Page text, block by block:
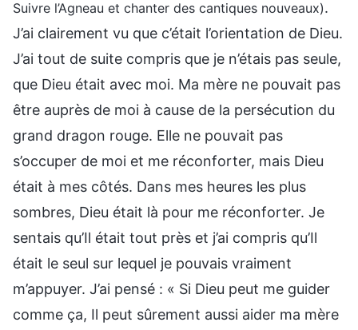
Suivre l’Agneau et chanter des cantiques nouveaux).
J’ai clairement vu que c’était l’orientation de Dieu.
J’ai tout de suite compris que je n’étais pas seule,
que Dieu était avec moi. Ma mère ne pouvait pas
être auprès de moi à cause de la persécution du
grand dragon rouge. Elle ne pouvait pas
s’occuper de moi et me réconforter, mais Dieu
était à mes côtés. Dans mes heures les plus
sombres, Dieu était là pour me réconforter. Je
sentais qu’Il était tout près et j’ai compris qu’Il
était le seul sur lequel je pouvais vraiment
m’appuyer. J’ai pensé : « Si Dieu peut me guider
comme ça, Il peut sûrement aussi aider ma mère